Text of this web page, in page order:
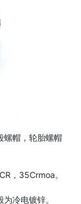
螺帽，轮胎螺帽
，35Crmoa。
冷电镀锌。